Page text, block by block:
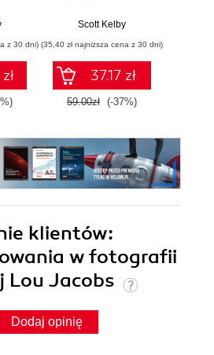
po
z 30 dni)
kroku
Scott Kelby
(35,40 zł najniższa cena z 30 dni)
37.17 zł
59.00zł (-37%)
klientów:
w fotografii
Lou Jacobs
Dodaj opinię